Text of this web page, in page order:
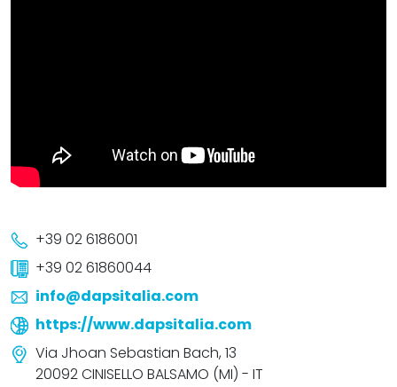
+39 02 6186001
+39 02 61860044
info@dapsitalia.com
https://www.dapsitalia.com
Via Jhoan Sebastian Bach, 13
20092 CINISELLO BALSAMO (MI) - IT